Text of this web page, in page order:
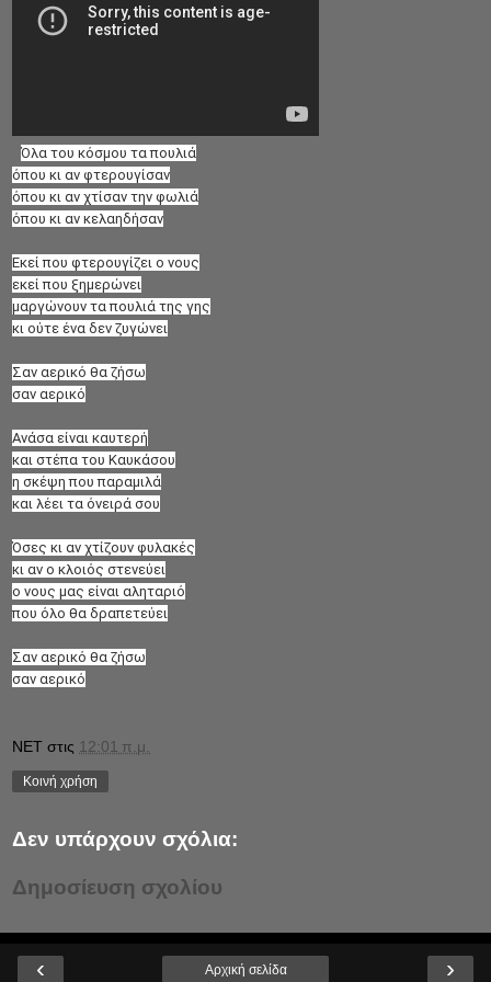
Όλα του κόσμου τα πουλιά
όπου κι αν φτερουγίσαν
όπου κι αν χτίσαν την φωλιά
όπου κι αν κελαηδήσαν
Εκεί που φτερουγίζει ο νους
εκεί που ξημερώνει
μαργώνουν τα πουλιά της γης
κι ούτε ένα δεν ζυγώνει
Σαν αερικό θα ζήσω
σαν αερικό
Ανάσα είναι καυτερή
και στέπα του Καυκάσου
η σκέψη που παραμιλά
και λέει τα όνειρά σου
Όσες κι αν χτίζουν φυλακές
κι αν ο κλοιός στενεύει
ο νους μας είναι αληταριό
που όλο θα δραπετεύει
Σαν αερικό θα ζήσω
σαν αερικό
NET στις 12:01 π.μ.
Κοινή χρήση
Δεν υπάρχουν σχόλια:
Δημοσίευση σχολίου
‹ ›
Αρχική σελίδα